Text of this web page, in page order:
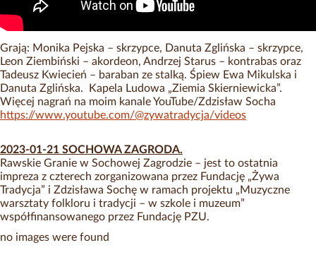
Grają: Monika Pejska – skrzypce, Danuta Zglińska – skrzypce,
Leon Ziembiński – akordeon, Andrzej Starus – kontrabas oraz
Tadeusz Kwiecień – baraban ze stalką. Śpiew Ewa Mikulska i
Danuta Zglińska. Kapela Ludowa „Ziemia Skierniewicka”.
Więcej nagrań na moim kanale YouTube/Zdzisław Socha
https://www.youtube.com/@zywatradycja/videos
2023-01-21 SOCHOWA ZAGRODA.
Rawskie Granie w Sochowej Zagrodzie – jest to ostatnia
impreza z czterech zorganizowana przez Fundację „Żywa
Tradycja” i Zdzisława Sochę w ramach projektu „Muzyczne
warsztaty folkloru i tradycji – w szkole i muzeum”
współfinansowanego przez Fundację PZU.
no images were found